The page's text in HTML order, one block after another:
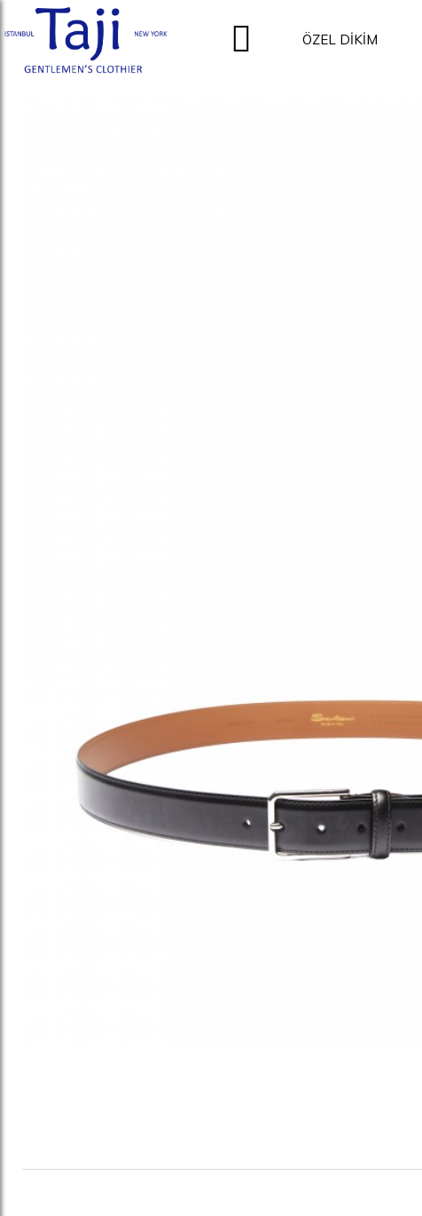
ÖZEL DİKİM